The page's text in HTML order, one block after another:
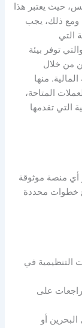
حيث يعتبر هذا
ومع ذلك، يجب
التي
توفر بيئة
من خلال
منها
المتاحة،
التي تقدمها
منصة موثوقة
خطوات محددة
في
على
أو